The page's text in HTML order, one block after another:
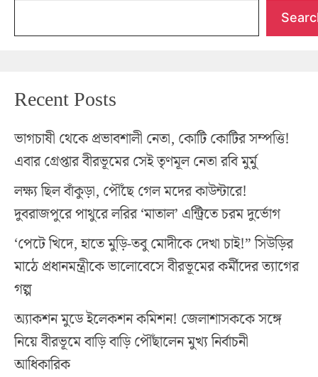
Recent Posts
ভাগচাষী থেকে প্রভাবশালী নেতা, কোটি কোটির সম্পত্তি!
এবার গ্রেপ্তার বীরভূমের সেই তৃণমূল নেতা রবি মুর্মু
লক্ষ্য ছিল বাঁকুড়া, পৌঁছে গেল মদের কাউন্টারে!
দুবরাজপুরে পাথুরে লরির ‘মাতাল’ এন্ট্রিতে চরম দুর্ভোগ
‘পেটে খিদে, হাতে মুড়ি-তবু মোদীকে দেখা চাই!” সিউড়ির
মাঠে প্রধানমন্ত্রীকে ভালোবেসে বীরভূমের কর্মীদের ত্যাগের
গল্প
অ্যাকশন মুডে ইলেকশন কমিশন! জেলাশাসককে সঙ্গে
নিয়ে বীরভূমে বাড়ি বাড়ি পৌঁছালেন মুখ্য নির্বাচনী
আধিকারিক